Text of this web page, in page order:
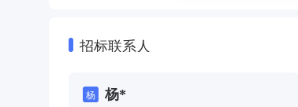
招标联系人
杨 杨*